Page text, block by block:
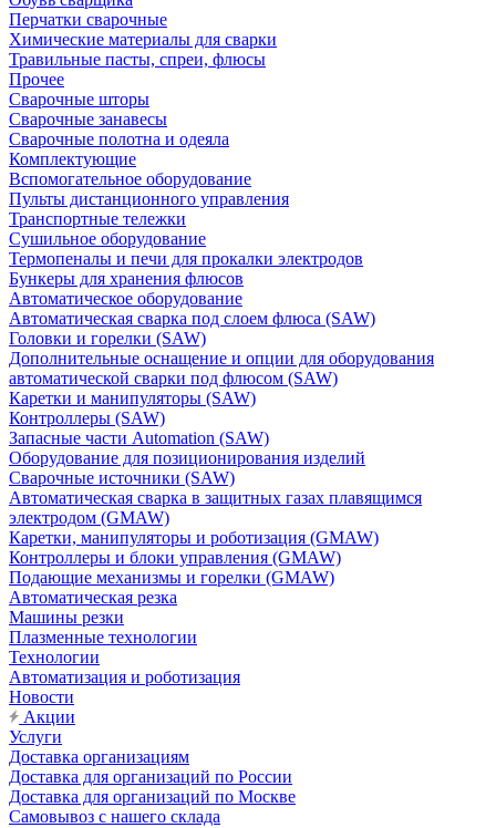
Перчатки сварочные
Химические материалы для сварки
Травильные пасты, спреи, флюсы
Прочее
Сварочные шторы
Сварочные занавесы
Сварочные полотна и одеяла
Комплектующие
Вспомогательное оборудование
Пульты дистанционного управления
Транспортные тележки
Сушильное оборудование
Термопеналы и печи для прокалки электродов
Бункеры для хранения флюсов
Автоматическое оборудование
Автоматическая сварка под слоем флюса (SAW)
Головки и горелки (SAW)
Дополнительные оснащение и опции для оборудования
автоматической сварки под флюсом (SAW)
Каретки и манипуляторы (SAW)
Контроллеры (SAW)
Запасные части Automation (SAW)
Оборудование для позиционирования изделий
Сварочные источники (SAW)
Автоматическая сварка в защитных газах плавящимся
электродом (GMAW)
Каретки, манипуляторы и роботизация (GMAW)
Контроллеры и блоки управления (GMAW)
Подающие механизмы и горелки (GMAW)
Автоматическая резка
Машины резки
Плазменные технологии
Технологии
Автоматизация и роботизация
Новости
Акции
Услуги
Доставка организациям
Доставка для организаций по России
Доставка для организаций по Москве
Самовывоз с нашего склада